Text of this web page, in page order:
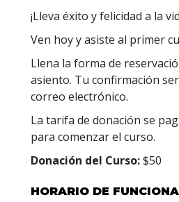
¡Lleva éxito y felicidad a la
Ven hoy y asiste al primer
Llena la forma de
asiento. Tu confirmación
correo electrónico.
La tarifa de donación se
para comenzar el curso.
Donación del Curso:$50
HORARIO DE